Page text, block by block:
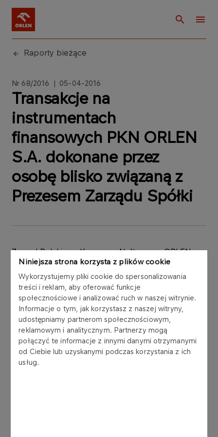
Niniejsza strona korzysta z plików cookie
Wykorzystujemy pliki cookie do spersonalizowania
treści i reklam, aby oferować funkcje
społecznościowe i analizować ruch w naszej witrynie.
Informacje o tym, jak korzystasz z naszej witryny,
udostępniamy partnerom społecznościowym,
reklamowym i analitycznym. Partnerzy mogą
połączyć te informacje z innymi danymi otrzymanymi
od Ciebie lub uzyskanymi podczas korzystania z ich
usług.
Raporty bieżące
Nr 68/2016 | 05-04-2016
Transakcje na
instrumentach
finansowych PKN ORLEN
S.A. dokonane przez
osobę blisko związaną z
Prezesem Zarządu Spółki
Zarząd Polskiego Koncernu Naftowego ORLEN
S.A. („PKN ORLEN S.A.”, „Spółka”) informuje, że
PKN ORLEN S.A. otrzymał zawiadomienie o
transakcjach na instrumentach finansowych Spółki
dokonanych przez PKO BP S.A., jako osobę
blisko związaną z Prezesem Zarządu PKN ORLEN
S.A., Panem Wojciechem Jasińskim, w rozumieniu
art. 160 ust. 2 pkt 4 lit. a ustawy z dnia 29 lipca
2005 r. o obrocie instrumentami finansowymi (Dz.
U. z 2014r., poz. 94, z późn. zm.). Łączna wartość
tych transakcji przekroczyła 5 000 EUR, wg